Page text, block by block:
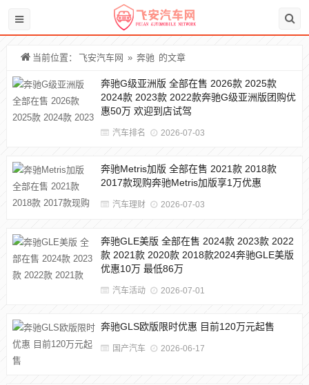
当前位置： 飞安汽车网 » 奔驰 的文章
奔驰G级亚洲版 全部在售 2026款 2025款
2024款 2023款 2022款奔驰G级亚洲版团购优
惠50万 欢迎到店试驾
汽车排名 2026-07-03
奔驰Metris加版 全部在售 2021款 2018款
2017款现购奔驰Metris加版享1万优惠
汽车理财 2026-07-03
奔驰GLE美版 全部在售 2024款 2023款 2022
款 2021款 2020款 2018款2024奔驰GLE美版
优惠10万 最低86万
汽车活动 2026-07-01
奔驰GLS欧版限时优惠 目前120万元起售
国产汽车 2026-06-17